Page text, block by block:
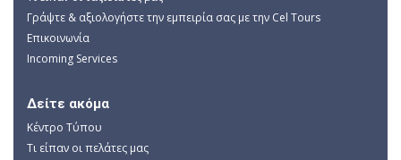
Γράψτε & αξιολογήστε την εμπειρία σας με την Cel Tours
Επικοινωνία
Incoming Services
Δείτε ακόμα
Κέντρο Τύπου
Τι είπαν οι πελάτες μας